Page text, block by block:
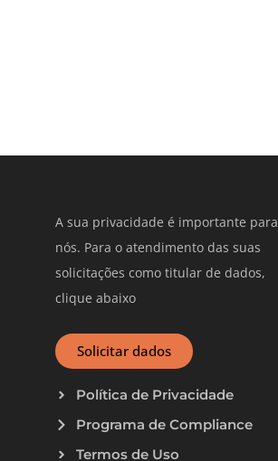
A sua privacidade é importante para
nós. Para o atendimento das suas
solicitações como titular de dados,
clique abaixo
Solicitar dados
Política de Privacidade
Programa de Compliance
Termos de Uso